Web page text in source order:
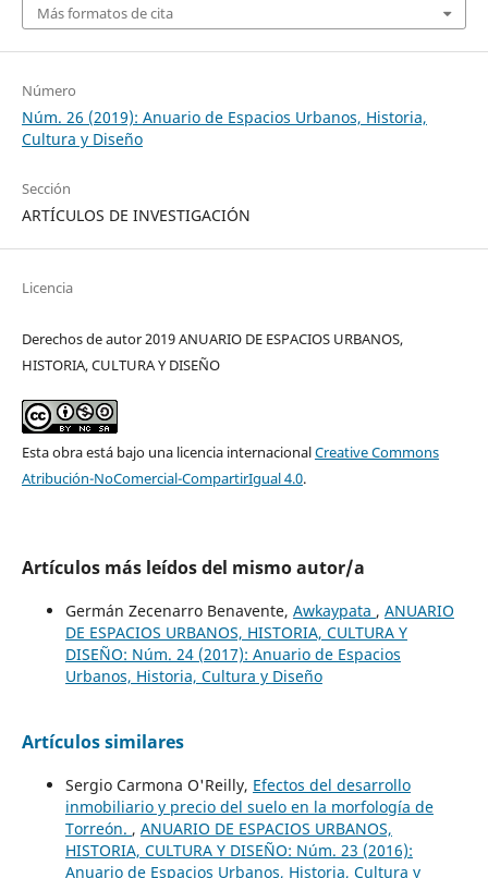
Más formatos de cita
Número
Núm. 26 (2019): Anuario de Espacios Urbanos, Historia,
Cultura y Diseño
Sección
ARTÍCULOS DE INVESTIGACIÓN
Licencia
Derechos de autor 2019 ANUARIO DE ESPACIOS URBANOS,
HISTORIA, CULTURA Y DISEÑO
Esta obra está bajo una licencia internacionalCreative Commons
Atribución-NoComercial-CompartirIgual 4.0.
Artículos más leídos del mismo autor/a
Germán Zecenarro Benavente, Awkaypata , ANUARIO
DE ESPACIOS URBANOS, HISTORIA, CULTURA Y
DISEÑO: Núm. 24 (2017): Anuario de Espacios
Urbanos, Historia, Cultura y Diseño
Artículos similares
Sergio Carmona O'Reilly, Efectos del desarrollo
inmobiliario y precio del suelo en la morfología de
Torreón. , ANUARIO DE ESPACIOS URBANOS,
HISTORIA, CULTURA Y DISEÑO: Núm. 23 (2016):
Anuario de Espacios Urbanos, Historia, Cultura y